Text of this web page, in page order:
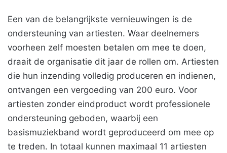
Een van de belangrijkste vernieuwingen is de
ondersteuning van artiesten. Waar deelnemers
voorheen zelf moesten betalen om mee te doen,
draait de organisatie dit jaar de rollen om. Artiesten
die hun inzending volledig produceren en indienen,
ontvangen een vergoeding van 200 euro. Voor
artiesten zonder eindproduct wordt professionele
ondersteuning geboden, waarbij een
basismuziekband wordt geproduceerd om mee op
te treden. In totaal kunnen maximaal 11 artiesten